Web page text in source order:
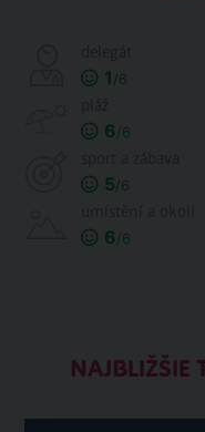
1 /6
6/6
5/6
6/6
NAJBLIŽŠIE